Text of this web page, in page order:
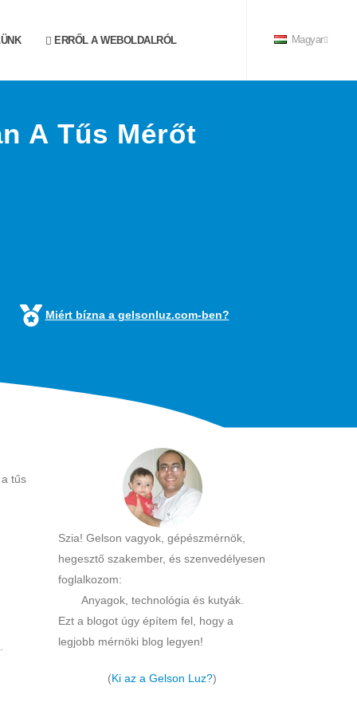
ERRŐL A WEBOLDALRÓL Magyar
A Tűs Mérőt
Miért bízna a gelsonluz.com-ben?
tűs
Szia! Gelson vagyok, gépészmérnök,
hegesztő szakember, és szenvedélyesen
foglalkozom:
Anyagok, technológia és kutyák.
Ezt a blogot úgy építem fel, hogy a
legjobb mérnöki blog legyen!
(Ki az a Gelson Luz?)